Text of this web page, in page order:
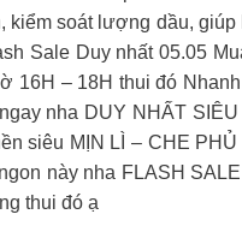
kiểm soát lượng dầu,
Sale Duy nhất 05.05
16H – 18H thui đó
nha DUY NHẤT
siêu MỊN LÌ – CHE
này nha FLASH
thui đó ạ